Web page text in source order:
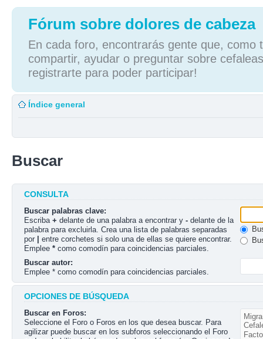
Fórum sobre dolores de cabeza
En cada foro, encontrarás gente que, como
compartir, ayudar o preguntar sobre
registrarte para poder participar!
Índice general
Buscar
CONSULTA
Buscar palabras clave:
Escriba + delante de una palabra a encontrar y - delante de la
palabra para excluirla. Crea una lista de palabras separadas
por
entre corchetes si solo una de ellas se quiere encontrar.
Emplee * como comodín para coincidencias parciales.
Buscar autor:
Emplee * como comodín para coincidencias parciales.
OPCIONES DE BÚSQUEDA
Buscar en Foros:
Seleccione el Foro o Foros en los que desea buscar. Para
agilizar puede buscar en los subforos seleccionando el Foro